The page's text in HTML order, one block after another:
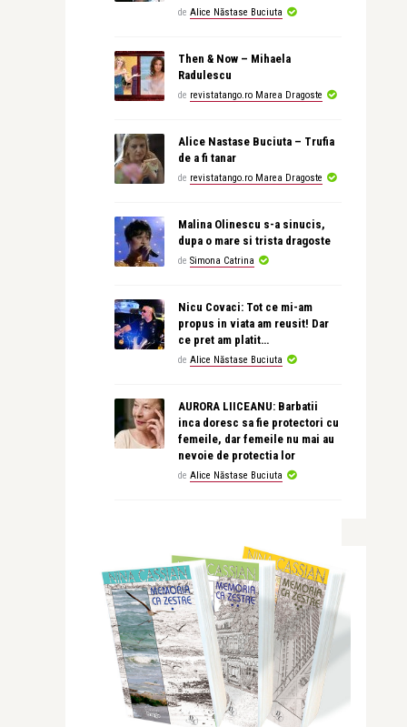
de Alice Năstase Buciuta
Then & Now – Mihaela
Radulescu
de revistatango.ro Marea Dragoste
Alice Nastase Buciuta – Trufia
de a fi tanar
de revistatango.ro Marea Dragoste
Malina Olinescu s-a sinucis,
dupa o mare si trista dragoste
de Simona Catrina
Nicu Covaci: Tot ce mi-am
propus in viata am reusit! Dar
ce pret am platit…
de Alice Năstase Buciuta
AURORA LIICEANU: Barbatii
inca doresc sa fie protectori cu
femeile, dar femeile nu mai au
nevoie de protectia lor
de Alice Năstase Buciuta